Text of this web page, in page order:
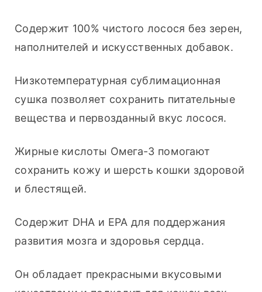
Содержит 100% чистого лосося без зерен,
наполнителей и искусственных добавок.
Низкотемпературная сублимационная
сушка позволяет сохранить питательные
вещества и первозданный вкус лосося.
Жирные кислоты Омега-3 помогают
сохранить кожу и шерсть кошки здоровой
и блестящей.
Содержит DHA и EPA для поддержания
развития мозга и здоровья сердца.
Он обладает прекрасными вкусовыми